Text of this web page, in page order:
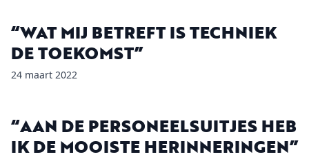
“WAT MIJ BETREFT IS TECHNIEK
DE TOEKOMST”
24 maart 2022
“AAN DE PERSONEELSUITJES HEB
IK DE MOOISTE HERINNERINGEN”